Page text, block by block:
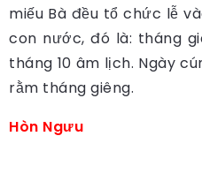
miếu Bà đều tổ chức lễ
con nước, đó là: tháng
tháng 10 âm lịch. Ngày
rằm tháng giêng.
Hòn Ngưu